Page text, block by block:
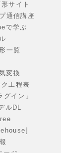
サイト
通信講座
で学ぶ
一覧
変換
工程表
イン」
ルDL